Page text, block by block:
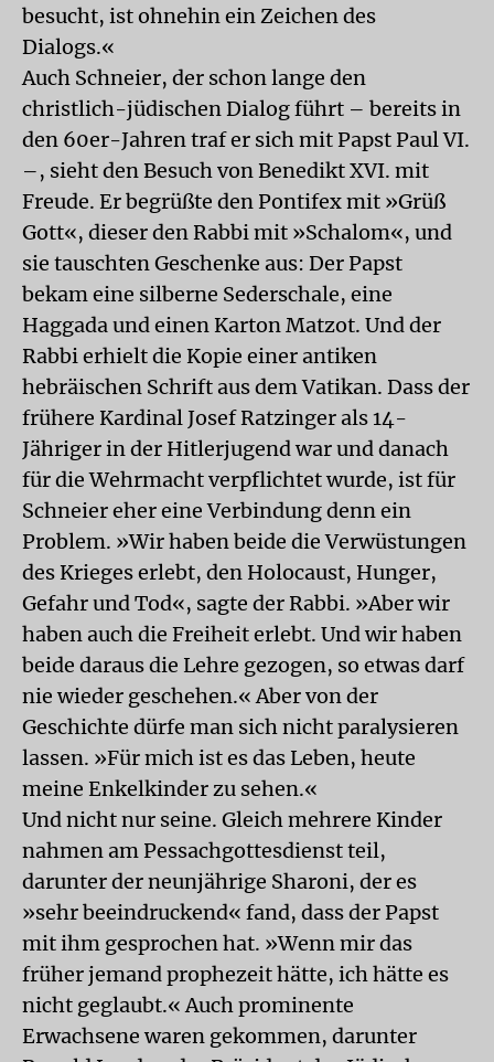
besucht, ist ohnehin ein Zeichen des
Dialogs.«
Auch Schneier, der schon lange den
christlich-jüdischen Dialog führt – bereits in
den 60er-Jahren traf er sich mit Papst Paul VI.
–, sieht den Besuch von Benedikt XVI. mit
Freude. Er begrüßte den Pontifex mit »Grüß
Gott«, dieser den Rabbi mit »Schalom«, und
sie tauschten Geschenke aus: Der Papst
bekam eine silberne Sederschale, eine
Haggada und einen Karton Matzot. Und der
Rabbi erhielt die Kopie einer antiken
hebräischen Schrift aus dem Vatikan. Dass der
frühere Kardinal Josef Ratzinger als 14-
Jähriger in der Hitlerjugend war und danach
für die Wehrmacht verpflichtet wurde, ist für
Schneier eher eine Verbindung denn ein
Problem. »Wir haben beide die Verwüstungen
des Krieges erlebt, den Holocaust, Hunger,
Gefahr und Tod«, sagte der Rabbi. »Aber wir
haben auch die Freiheit erlebt. Und wir haben
beide daraus die Lehre gezogen, so etwas darf
nie wieder geschehen.« Aber von der
Geschichte dürfe man sich nicht paralysieren
lassen. »Für mich ist es das Leben, heute
meine Enkelkinder zu sehen.«
Und nicht nur seine. Gleich mehrere Kinder
nahmen am Pessachgottesdienst teil,
darunter der neunjährige Sharoni, der es
»sehr beeindruckend« fand, dass der Papst
mit ihm gesprochen hat. »Wenn mir das
früher jemand prophezeit hätte, ich hätte es
nicht geglaubt.« Auch prominente
Erwachsene waren gekommen, darunter